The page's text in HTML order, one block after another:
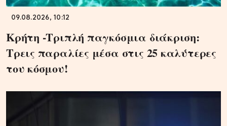
09.08.2026, 10:12
Κρήτη -Τριπλή παγκόσμια διάκριση:
Τρεις παραλίες μέσα στις 25 καλύτερες
του κόσμου!